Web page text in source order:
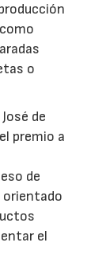
o
de
premio a
de
el